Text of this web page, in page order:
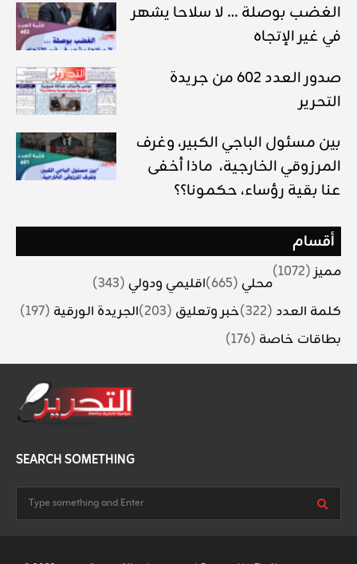
الغضب بوصلة … لا سلاحا يشهر
في غير الإتجاه
صدور العدد 602 من جريدة
التحرير
بين مسئول الباجي الكبير، وغرف
المرزوقي الخارجية، ماذا أخفى
عنا بقية رؤساء، حكمونا؟؟
أقسام
مميز(1072)
محلي (665) اقليمي ودولي (343)
كلمة العدد (322) خبر وتعليق (203) الجريدة الورقية (197)
بطاقات خاصة (176)
SEARCH SOMETHING